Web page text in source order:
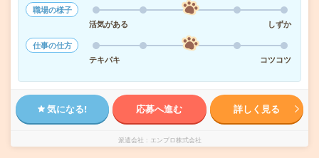
職場の様子
活気がある
しずか
仕事の仕方
テキパキ
コツコツ
気になる! 応募へ進む 詳しく見る
派遣会社 エンプロ株式会社